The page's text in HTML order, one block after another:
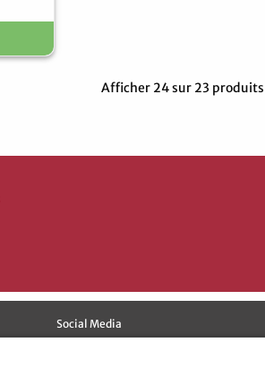
Afficher 24 sur 23
Social Media